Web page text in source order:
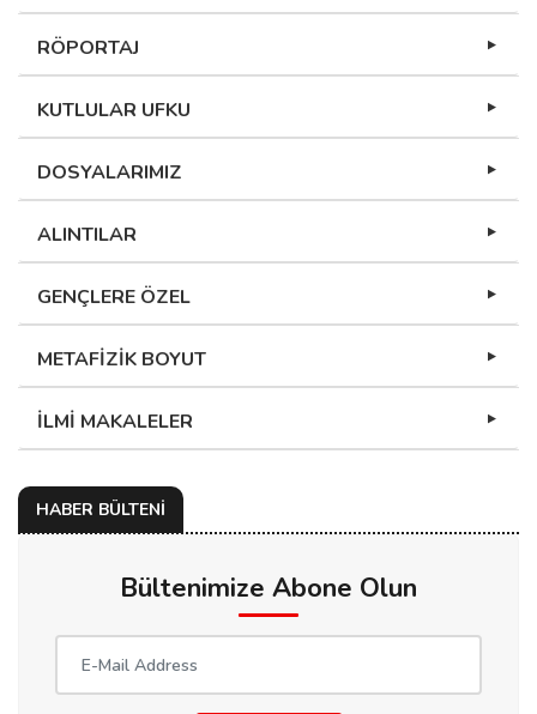
RÖPORTAJ
KUTLULAR UFKU
DOSYALARIMIZ
ALINTILAR
GENÇLERE ÖZEL
METAFİZİK BOYUT
İLMİ MAKALELER
HABER BÜLTENİ
Bültenimize Abone Olun